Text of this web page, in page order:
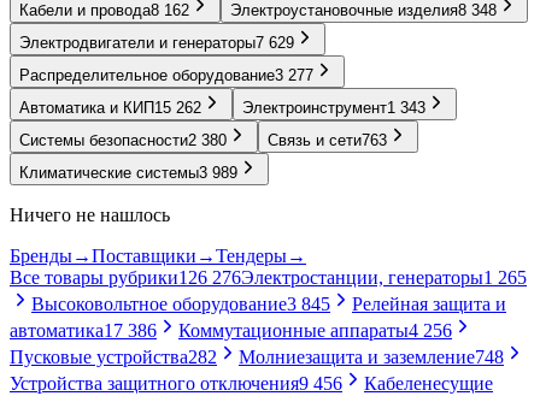
Кабели и провода8 162 Электроустановочные изделия8 348
Электродвигатели и генераторы7 629
Распределительное оборудование3 277
Автоматика и КИП 15 262 Электроинструмент1 343
Системы безопасности2 380 Связь и сети763
Климатические системы3 989
Ничего не нашлось
Бренды→Поставщики →Тендеры→
Все товары рубрики126 276Электростанции, генераторы1 265
Высоковольтное оборудование3 845
Релейная защита и
автоматика17 386 Коммутационные аппараты4 256
Пусковые устройства282 Молниезащита и заземление748
Устройства защитного отключения9 456
Кабеленесущие